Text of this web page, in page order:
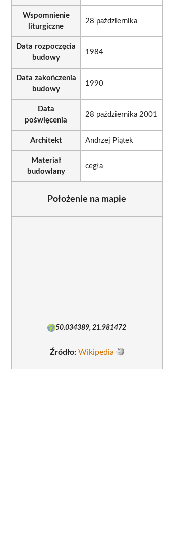
Wspomnienie
liturgiczne
28 października
Data rozpoczęcia
budowy
1984
Data zakończenia
budowy
1990
Data
poświęcenia
28 października 2001
Architekt Andrzej Piątek
Materiał
budowlany
cegła
Położenie na mapie
50.034389, 21.981472
Źródło: Wikipedia